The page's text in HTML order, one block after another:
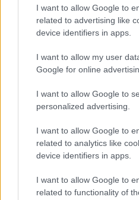
I want to allow Google to
related to advertising like
device identifiers in apps.
I want to allow my user
Google for online
I want to allow Google to
personalized advertising.
I want to allow Google to
related to analytics like
device identifiers in apps.
I want to allow Google to
related to functionality of
Condividi l'articolo
F
ce
b
o
o
k
T
w
it
te
r
Pi
n
te
re
st
W
h
at
s
A
p
p
Articolo